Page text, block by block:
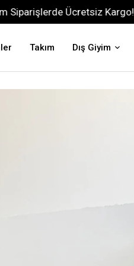
Ücretsiz Kargo! 2500₺
Takım Dış Giyim